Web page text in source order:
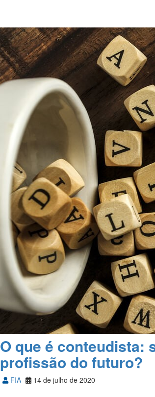
O que é conteudista:
profissão do futuro?
FIA 14 de julho de 2020